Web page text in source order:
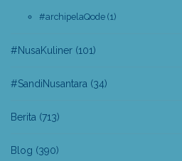
#archipelaQode (1)
#NusaKuliner (101)
#SandiNusantara (34)
Berita (713)
Blog (390)